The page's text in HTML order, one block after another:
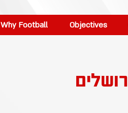
Why Football Objectives